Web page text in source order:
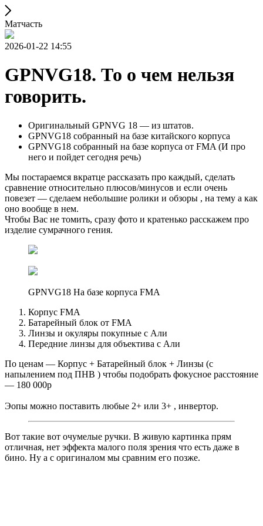
Матчасть
2026-01-22 14:55
GPNVG18. То о чем нельзя
говорить.
Оригинальный GPNVG 18 — из штатов.
GPNVG18 собранный на базе китайского корпуса
GPNVG18 собранный на базе корпуса от FMA (И про
него и пойдет сегодня речь)
Мы постараемся вкратце рассказать про каждый, сделать
сравнение относительно плюсов/минусов и если очень
повезет — сделаем небольшие ролики и обзоры , на тему а как
оно вообще в нем.
Чтобы Вас не томить, сразу фото и кратенько расскажем про
изделие сумрачного гения.
GPNVG18 На базе корпуса FMA
Корпус FMA
Батарейный блок от FMA
Линзы и окуляры покупные с Али
Передние линзы для объектива с Али
По ценам — Корпус + Батарейный блок + Линзы (с
напылением под ПНВ ) чтобы подобрать фокусное расстояние
— 180 000р
Эопы можно поставить любые 2+ или 3+ , инвертор.
Вот такие вот очумелые ручки. В живую картинка прям
отличная, нет эффекта малого поля зрения что есть даже в
бино. Ну а с оригиналом мы сравним его позже.